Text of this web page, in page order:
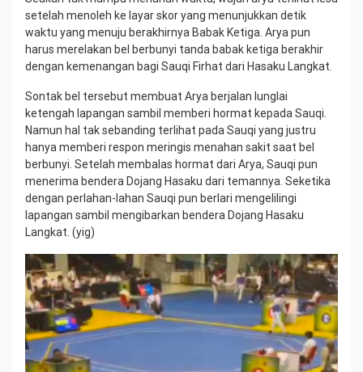
setelah menoleh ke layar skor yang menunjukkan detik
waktu yang menuju berakhirnya Babak Ketiga. Arya pun
harus merelakan bel berbunyi tanda babak ketiga berakhir
dengan kemenangan bagi Sauqi Firhat dari Hasaku Langkat.
Sontak bel tersebut membuat Arya berjalan lunglai
ketengah lapangan sambil memberi hormat kepada Sauqi.
Namun hal tak sebanding terlihat pada Sauqi yang justru
hanya memberi respon meringis menahan sakit saat bel
berbunyi. Setelah membalas hormat dari Arya, Sauqi pun
menerima bendera Dojang Hasaku dari temannya. Seketika
dengan perlahan-lahan Sauqi pun berlari mengelilingi
lapangan sambil mengibarkan bendera Dojang Hasaku
Langkat. (yig)